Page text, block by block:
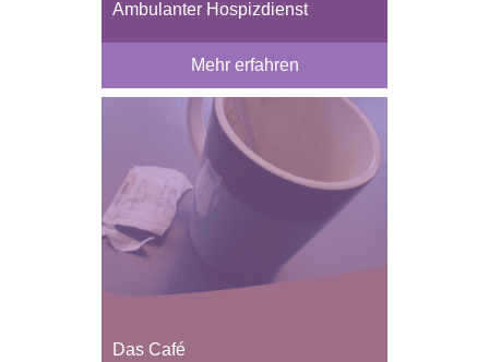
Ambulanter Hospizdienst
Mehr erfahren
Das Café